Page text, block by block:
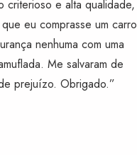
criterioso e alta qualidade,
eu comprasse um carro
nenhuma com uma
Me salvaram de
prejuízo. Obrigado.”